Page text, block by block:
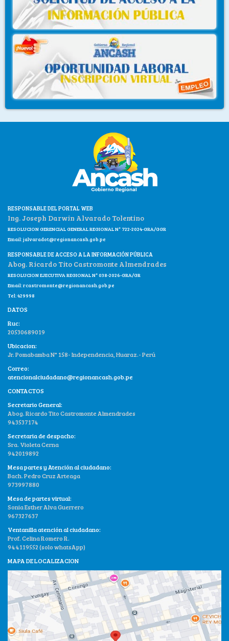
RESPONSABLE DEL PORTAL WEB
Ing. Joseph Darwin Alvarado Tolentino
RESOLUCION GERENCIAL GENERAL REGIONAL N° 722-2024-GRA/GGR
Email:jalvaradot@regionancash.gob.pe
RESPONSABLE DE ACCESO A LA INFORMACIÓN PÚBLICA
Abog. Ricardo Tito Castromonte Almendrades
RESOLUCION EJECUTIVA REGIONAL N° 038-2026-GRA/GR
Email:rcastromonte@regionancash.gob.pe
Tel: 429998
DATOS
Ruc:
20530689019
Ubicacion:
Jr. Pomabamba N° 158- Independencia, Huaraz.- Perú
Correo:
atencionalciudadano@regionancash.gob.pe
CONTACTOS
Secretario General:
Abog. Ricardo Tito Castromonte Almendrades
943537174
Secretaria de despacho:
Sra. Violeta Cerna
942019892
Mesa partes y Atención al ciudadano:
Bach. Pedro Cruz Arteaga
973997880
Mesa de partes virtual:
Sonia Esther Alva Guerrero
967327637
Ventanilla atención al ciudadano:
Prof. Celina Romero R.
944119552 (solo whatsApp)
MAPA DE LOCALIZACION